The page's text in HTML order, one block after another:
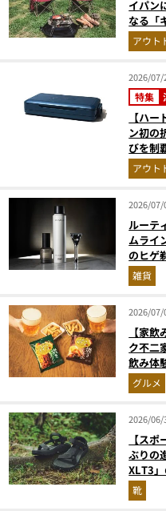
イパン
なる「
アウト
2026/07/
特集
【ハ
ン初の
びを制
アウト
2026/07/
ルーテ
ムライ
のヒゲ
雑貨
2026/07/
【家
ク不二
飲み体
グルメ
2026/06/
【ス
ぶりの
XLT3
解説！
靴